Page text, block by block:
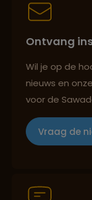
Best
Ontvang
Wil je op de
nieuws en
voor de
Vraag de